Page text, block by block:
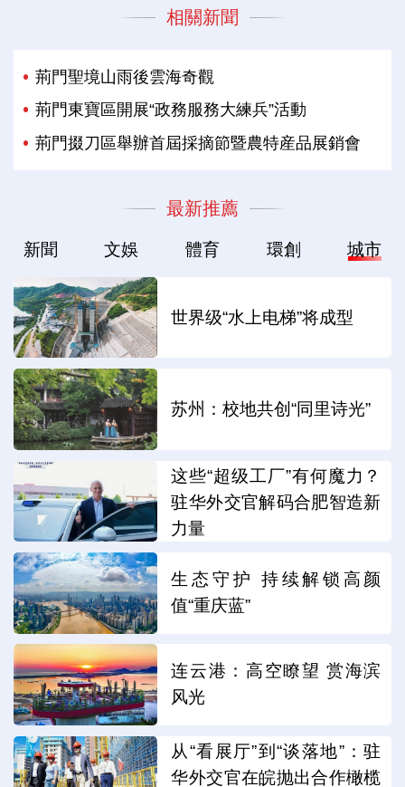
相關新聞
荊門聖境山雨後雲海奇觀
荊門東寶區開展“政務服務大練兵”活動
荊門掇刀區舉辦首屆採摘節暨農特産品展銷會
最新推薦
新聞 文娛 體育 環創 城市
世界级“水上电梯”将成型
苏州：校地共创“同里诗光”
这些“超级工厂”有何魔力？
驻华外交官解码合肥智造新
力量
生态守护 持续解锁高颜
值“重庆蓝”
连云港：高空瞭望 赏海滨
风光
从“看展厅”到“谈落地”：驻
华外交官在皖抛出合作橄榄